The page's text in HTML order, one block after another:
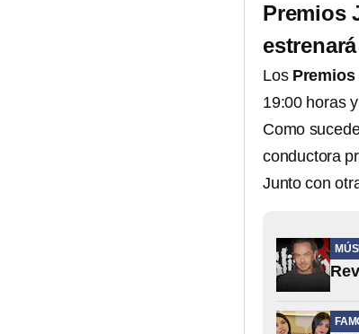
Premios
Los Premios
19:00 horas
Como
conductora
Junto con